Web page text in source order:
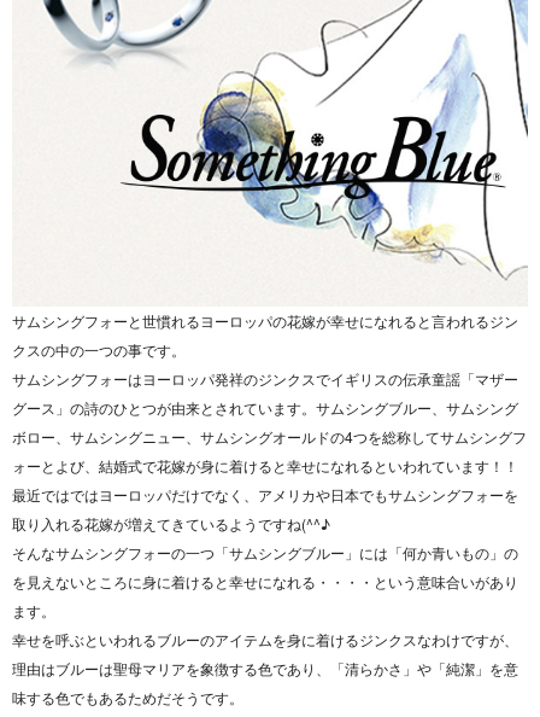
サムシングフォーと世慣れるヨーロッパの花嫁が幸せになれると言われるジン
クスの中の一つの事です。
サムシングフォーはヨーロッパ発祥のジンクスでイギリスの伝承童謡「マザー
グース」の詩のひとつが由来とされています。サムシングブルー、サムシング
ボロー、サムシングニュー、サムシングオールドの4つを総称してサムシングフ
ォーとよび、結婚式で花嫁が身に着けると幸せになれるといわれています！！
最近ではではヨーロッパだけでなく、アメリカや日本でもサムシングフォーを
取り入れる花嫁が増えてきているようですね(^^♪
そんなサムシングフォーの一つ「サムシングブルー」には「何か青いもの」の
を見えないところに身に着けると幸せになれる・・・・という意味合いがあり
ます。
幸せを呼ぶといわれるブルーのアイテムを身に着けるジンクスなわけですが、
理由はブルーは聖母マリアを象徴する色であり、「清らかさ」や「純潔」を意
味する色でもあるためだそうです。